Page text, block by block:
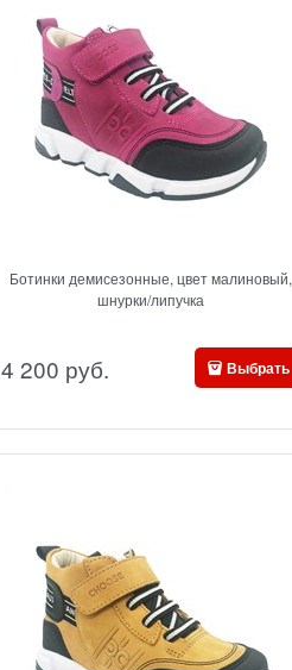
Ботинки демисезонные, цвет малиновый,
шнурки/липучка
4 200 руб. Выбрать